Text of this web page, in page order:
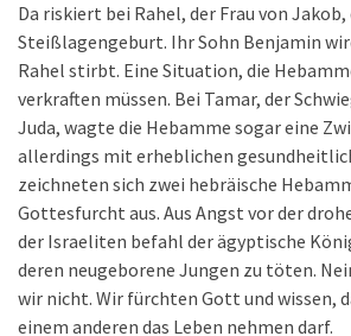
Da riskiert bei Rahel, der Frau von
Steißlagengeburt. Ihr Sohn Benjamin
Rahel stirbt. Eine Situation, die
verkraften müssen. Bei Tamar, der
Juda, wagte die Hebamme sogar eine
allerdings mit erheblichen
zeichneten sich zwei hebräische
Gottesfurcht aus. Aus Angst vor der
der Israeliten befahl der ägyptische
deren neugeborene Jungen zu töten.
wir nicht. Wir fürchten Gott und wissen,
einem anderen das Leben nehmen darf.